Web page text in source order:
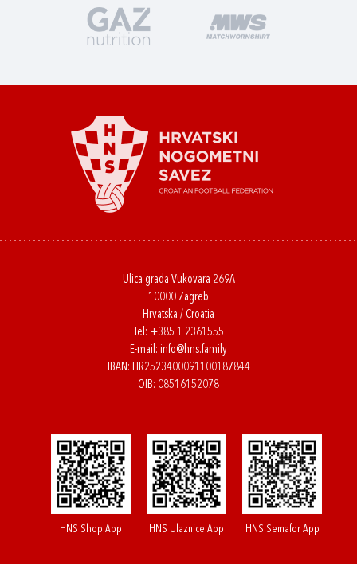
Ulica grada Vukovara 269A
10000 Zagreb
Hrvatska / Croatia
Tel: +385 1 2361555
E-mail: info@hns.family
IBAN: HR2523400091100187844
OIB: 08516152078
HNS Shop App HNS Ulaznice App HNS Semafor App